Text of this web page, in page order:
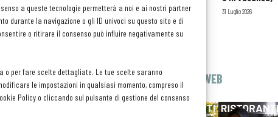
a queste tecnologie permetterà a noi e ai nostri partner
durante la navigazione o gli ID univoci su questo sito e di
o ritirare il consenso può influire negativamente su
o per fare scelte dettagliate. Le tue scelte saranno
le impostazioni in qualsiasi momento, compreso il
Policy o cliccando sul pulsante di gestione del consenso
HoReCa
29 Luglio 2026
31 Luglio 2026
EDICOLA WEB